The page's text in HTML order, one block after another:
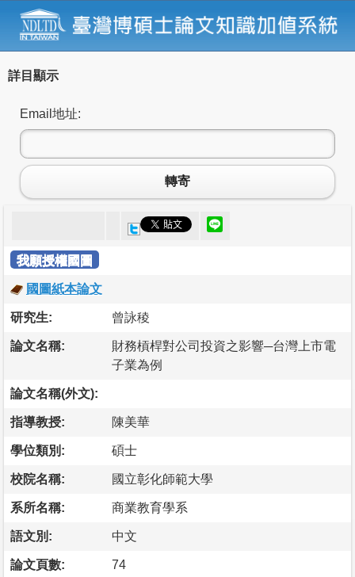
詳目顯示
Email地址:
轉寄
我願授權國圖
國圖紙本論文
研究生: 曾詠稜
論文名稱:
財務槓桿對公司投資之影響─台灣上市電
子業為例
論文名稱(外文):
指導教授: 陳美華
學位類別: 碩士
校院名稱: 國立彰化師範大學
系所名稱: 商業教育學系
語文別: 中文
論文頁數: 74